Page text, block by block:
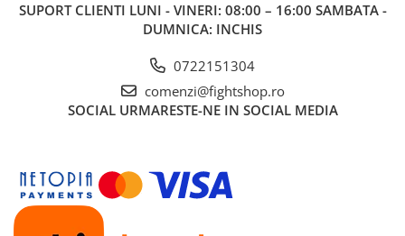
SUPORT CLIENTI LUNI - VINERI: 08:00 – 16:00 SAMBATA -
DUMNICA: INCHIS
0722151304
comenzi@fightshop.ro
SOCIAL URMARESTE-NE IN SOCIAL MEDIA